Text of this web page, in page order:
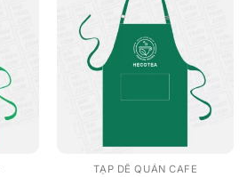
TẠP DỀ QUÁN CAFE